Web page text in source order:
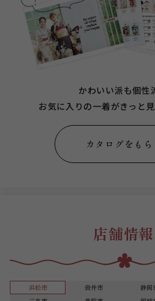
かわいい派も個性
お気に入りの一着がきっと見
カタログをも
店舗情報
浜松市 袋井市 静岡